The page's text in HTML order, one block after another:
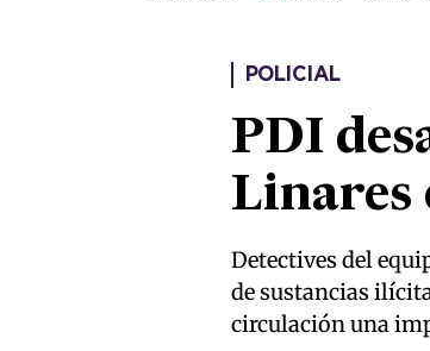
POLICIAL
PDI
Linares
Detectives del
de sustancias
circulación una